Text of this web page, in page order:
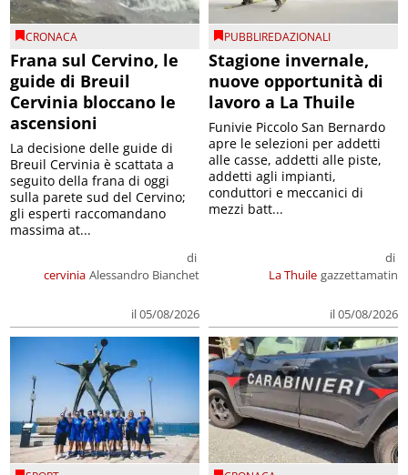
CRONACA
Frana sul Cervino, le
guide di Breuil
Cervinia bloccano le
ascensioni
cervinia
di
Alessandro Bianchet
il 05/08/2026
La decisione delle guide di
Breuil Cervinia è scattata a
seguito della frana di oggi
sulla parete sud del Cervino;
gli esperti raccomandano
massima at...
PUBBLIREDAZIONALI
Stagione invernale,
nuove opportunità di
lavoro a La Thuile
La Thuile
di
gazzettamatin
il 05/08/2026
Funivie Piccolo San Bernardo
apre le selezioni per addetti
alle casse, addetti alle piste,
addetti agli impianti,
conduttori e meccanici di
mezzi batt...